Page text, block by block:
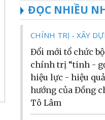
ĐỌC NHIỀU
CHÍNH TRỊ - XÂY
Đổi mới tổ chức
chính trị “tinh -
hiệu lực - hiệu
hướng của Đồng
Tô Lâm